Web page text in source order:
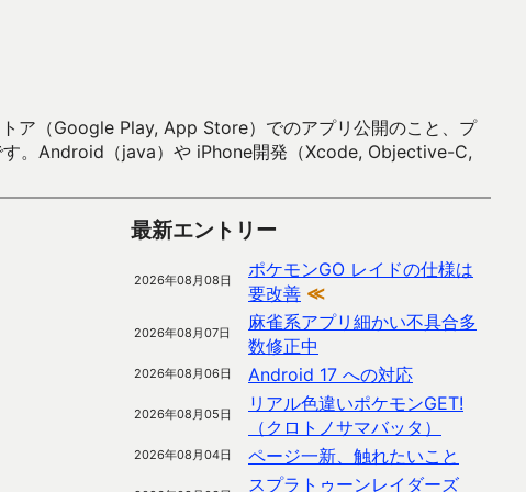
ア（Google Play, App Store）でのアプリ公開のこと、プ
す。Android（java）や iPhone開発（Xcode, Objective-C,
最新エントリー
2026年08月08日
ポケモンGO レイドの仕様は
要改善 ≪
2026年08月07日
麻雀系アプリ細かい不具合多
数修正中
2026年08月06日 Android 17 への対応
2026年08月05日
リアル色違いポケモンGET!
（クロトノサマバッタ）
2026年08月04日 ページ一新、触れたいこと
スプラトゥーンレイダーズ